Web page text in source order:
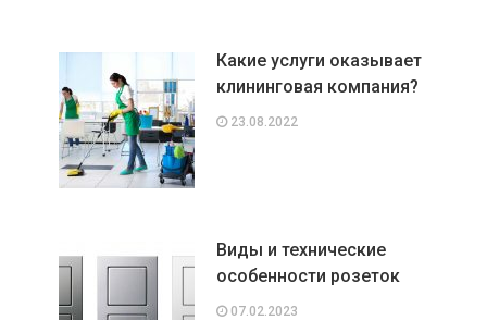
Какие услуги оказывает
клининговая компания?
23.08.2022
Виды и технические
особенности розеток
07.02.2023